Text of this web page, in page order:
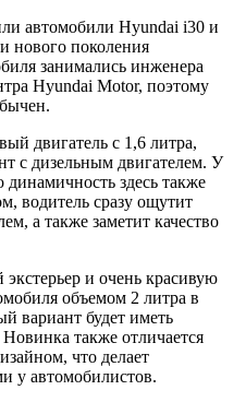
автомобили Hyundai i30 и
нового поколения
занимались инженера
Hyundai Motor, поэтому
двигатель с 1,6 литра,
с дизельным двигателем. У
здесь также
водитель сразу ощутит
а также заметит качество
и очень красивую
объемом 2 литра в
вариант будет иметь
также отличается
что делает
у автомобилистов.